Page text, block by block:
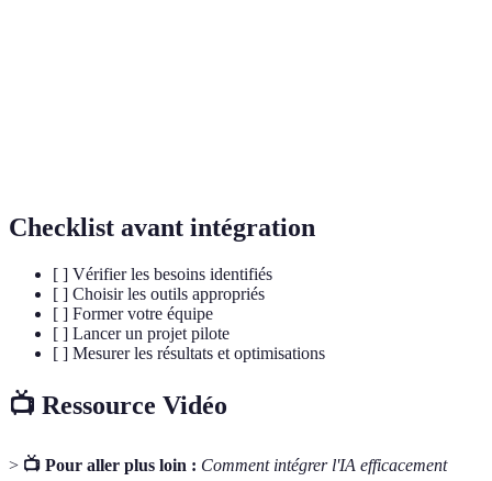
Checklist avant intégration
[ ] Vérifier les besoins identifiés
[ ] Choisir les outils appropriés
[ ] Former votre équipe
[ ] Lancer un projet pilote
[ ] Mesurer les résultats et optimisations
📺 Ressource Vidéo
> 📺 Pour aller plus loin : Comment intégrer l'IA efficacement